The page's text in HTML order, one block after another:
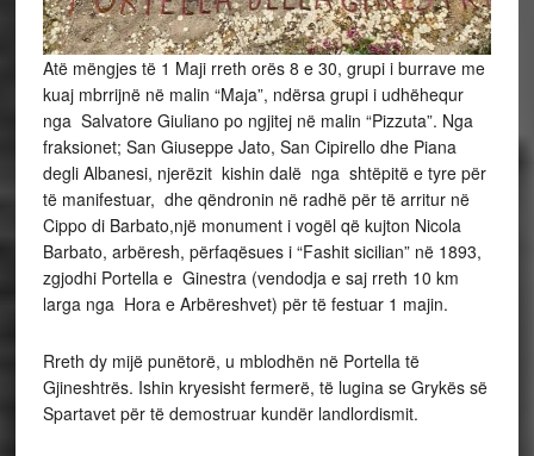
Atë mëngjes të 1 Maji rreth orës 8 e 30, grupi i burrave me
kuaj mbrrijnë në malin “Maja”, ndërsa grupi i udhëhequr
nga Salvatore Giuliano po ngjitej në malin “Pizzuta”. Nga
fraksionet; San Giuseppe Jato, San Cipirello dhe Piana
degli Albanesi, njerëzit kishin dalë nga shtëpitë e tyre për
të manifestuar, dhe qëndronin në radhë për të arritur në
Cippo di Barbato,një monument i vogël që kujton Nicola
Barbato, arbëresh, përfaqësues i “Fashit sicilian” në 1893,
zgjodhi Portella e Ginestra (vendodja e saj rreth 10 km
larga nga Hora e Arbëreshvet) për të festuar 1 majin.
Rreth dy mijë punëtorë, u mblodhën në Portella të
Gjineshtrës. Ishin kryesisht fermerë, të lugina se Grykës së
Spartavet për të demostruar kundër landlordismit.